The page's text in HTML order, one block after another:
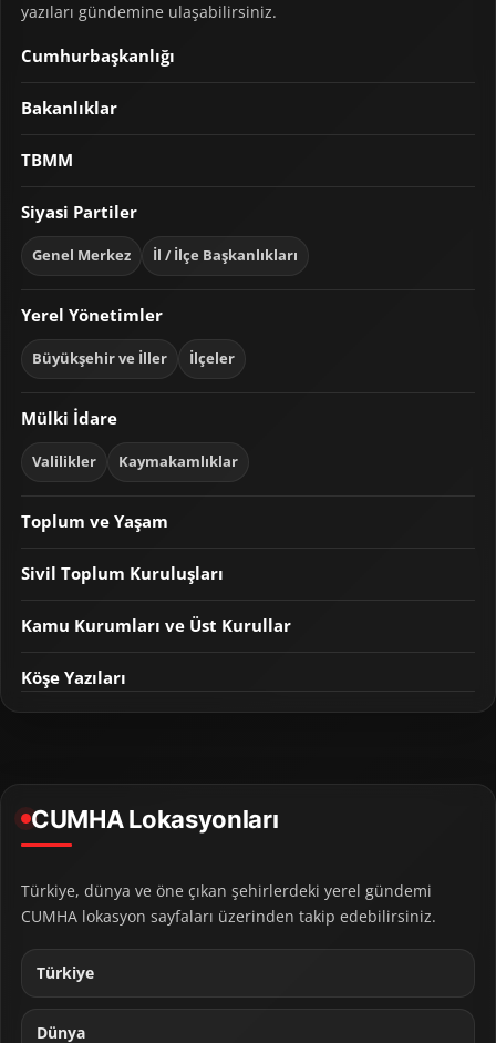
yazıları gündemine ulaşabilirsiniz.
Cumhurbaşkanlığı
Bakanlıklar
TBMM
Siyasi Partiler
Genel Merkez İl / İlçe Başkanlıkları
Yerel Yönetimler
Büyükşehir ve İller İlçeler
Mülki İdare
Valilikler Kaymakamlıklar
Toplum ve Yaşam
Sivil Toplum Kuruluşları
Kamu Kurumları ve Üst Kurullar
Köşe Yazıları
CUMHA Lokasyonları
Türkiye, dünya ve öne çıkan şehirlerdeki yerel gündemi
CUMHA lokasyon sayfaları üzerinden takip edebilirsiniz.
Türkiye
Dünya